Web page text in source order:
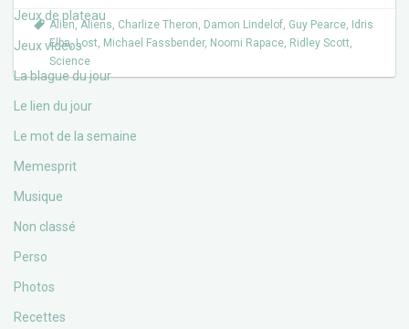
Jeux de plateau
Jeux vidéos
La blague du jour
Le lien du jour
Le mot de la semaine
Memesprit
Musique
Non classé
Perso
Photos
Recettes
Alien, Aliens, Charlize Theron, Damon Lindelof, Guy Pearce, Idris
Elba,Lost, Michael Fassbender, Noomi Rapace, Ridley Scott,
Science